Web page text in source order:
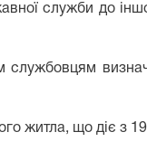
служби до
службовцям
житла, що діє